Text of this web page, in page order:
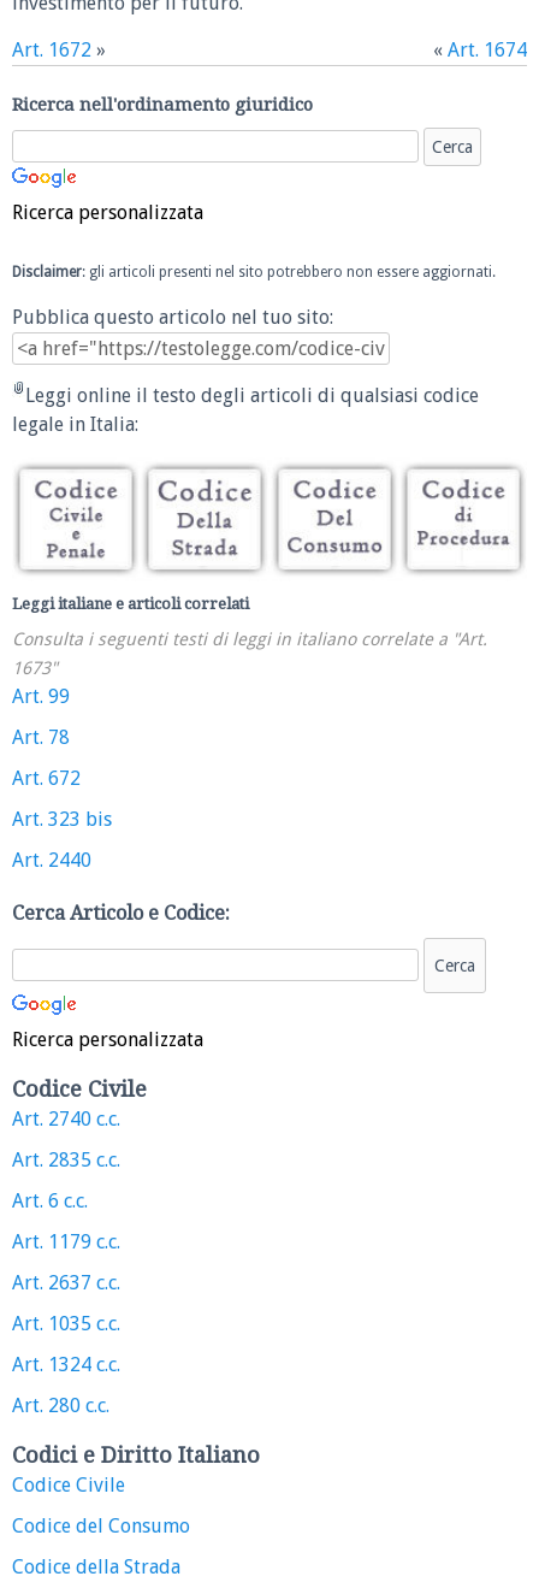
Art. 1672 » « Art. 1674
Ricerca nell'ordinamento giuridico
Ricerca personalizzata
Disclaimer: gli articoli presenti nel sito potrebbero non essere aggiornati.
Pubblica questo articolo nel tuo sito:
Leggi online il testo degli articoli di qualsiasi codice
legale in Italia:
Leggi italiane e articoli correlati
Consulta i seguenti testi di leggi in italiano correlate a "Art.
1673"
Art. 99
Art. 78
Art. 672
Art. 323 bis
Art. 2440
Cerca Articolo e Codice:
Ricerca personalizzata
Codice Civile
Art. 2740 c.c.
Art. 2835 c.c.
Art. 6 c.c.
Art. 1179 c.c.
Art. 2637 c.c.
Art. 1035 c.c.
Art. 1324 c.c.
Art. 280 c.c.
Codici e Diritto Italiano
Codice Civile
Codice del Consumo
Codice della Strada